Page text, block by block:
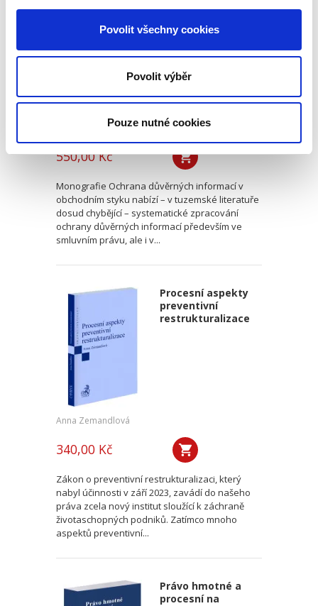
Povolit všechny cookies
Povolit výběr
Pouze nutné cookies
informací v
obchodním styku
Ivana Štenglová,Dalibor Nový
550,00 Kč
Monografie Ochrana důvěrných informací v
obchodním styku nabízí – v tuzemské literatuře
dosud chybějící – systematické zpracování
ochrany důvěrných informací především ve
smluvním právu, ale i v...
Procesní aspekty
preventivní
restrukturalizace
Anna Zemandlová
340,00 Kč
Zákon o preventivní restrukturalizaci, který
nabyl účinnosti v září 2023, zavádí do našeho
práva zcela nový institut sloužící k záchraně
životaschopných podniků. Zatímco mnoho
aspektů preventivní...
Právo hmotné a
procesní na